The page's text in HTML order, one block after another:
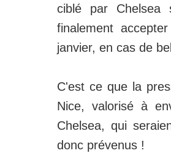
ciblé par
finalement
janvier, en cas de
C'est ce que la
Nice, valorisé à
Chelsea, qui
donc prévenus !